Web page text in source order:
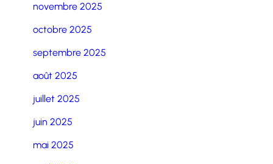
novembre 2025
octobre 2025
septembre 2025
août 2025
juillet 2025
juin 2025
mai 2025